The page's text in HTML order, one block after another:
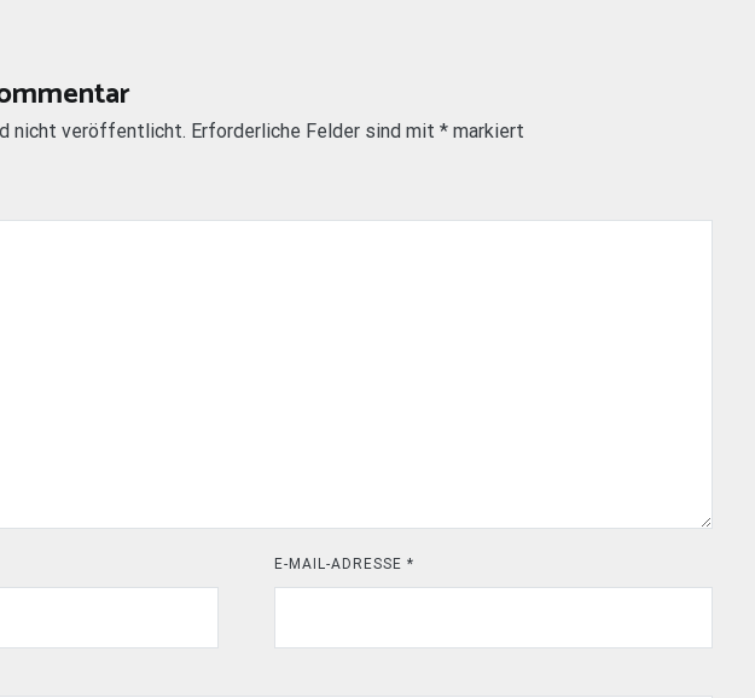
nicht veröffentlicht. Erforderliche Felder sind mit * markiert
E-MAIL-ADRESSE*